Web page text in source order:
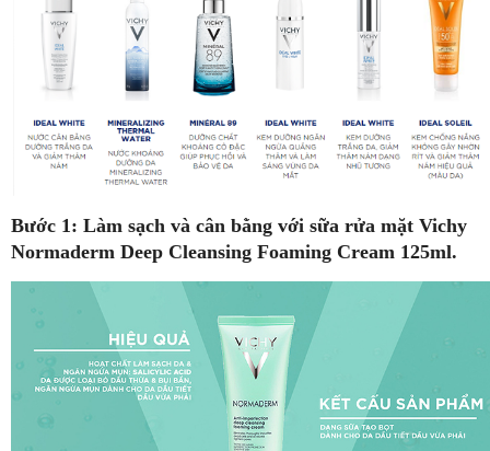
Bước 1: Làm sạch và cân bằng với sữa rửa mặt Vichy
Normaderm Deep Cleansing Foaming Cream 125ml.